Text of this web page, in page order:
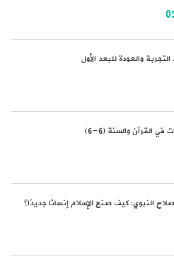
والعودة للبعد الأول
القرآن والسنة (6-6)
النبوي: كيف صنع الإسلام إنسانًا جديدًا؟